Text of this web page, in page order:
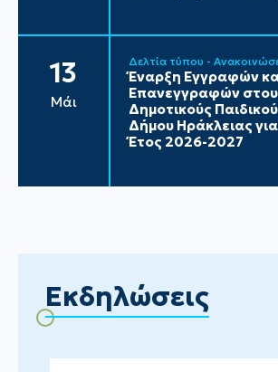
13
Μάι
Δελτία τύπου -
Έναρξη Εγγραφών
Επανεγγραφών
Δημοτικούς
Δήμου Ηράκλειας
Έτος 2026-2027
Εκδηλώσεις